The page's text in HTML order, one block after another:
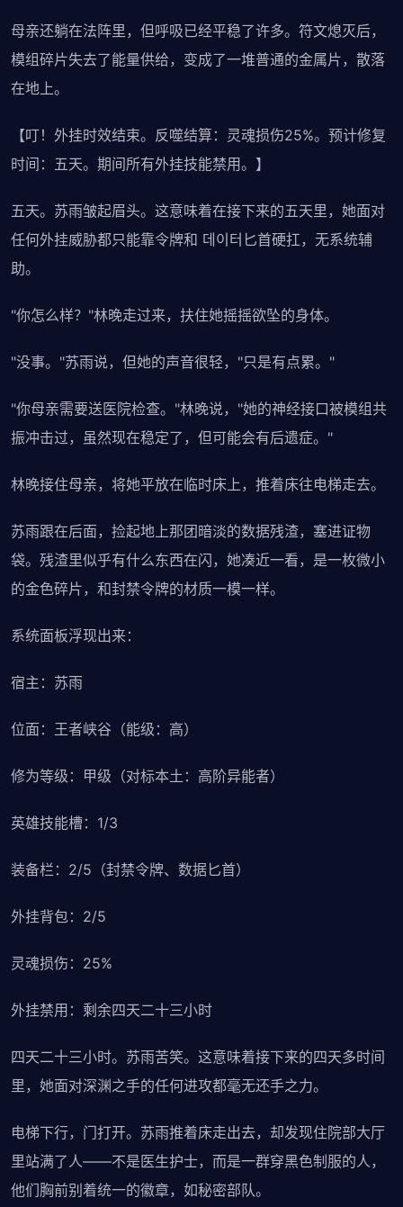
母亲还躺在法阵里，但呼吸已经平稳了许多。符文熄灭后，
模组碎片失去了能量供给，变成了一堆普通的金属片，散落
在地上。
【叮！外挂时效结束。反噬结算：灵魂损伤25%。预计修复
时间：五天。期间所有外挂技能禁用。】
五天。苏雨皱起眉头。这意味着在接下来的五天里，她面对
任何外挂威胁都只能靠令牌和 데이터匕首硬扛，无系统辅
助。
"你怎么样？"林晚走过来，扶住她摇摇欲坠的身体。
"没事。"苏雨说，但她的声音很轻，"只是有点累。"
"你母亲需要送医院检查。"林晚说，"她的神经接口被模组共
振冲击过，虽然现在稳定了，但可能会有后遗症。"
林晚接住母亲，将她平放在临时床上，推着床往电梯走去。
苏雨跟在后面，捡起地上那团暗淡的数据残渣，塞进证物
袋。残渣里似乎有什么东西在闪，她凑近一看，是一枚微小
的金色碎片，和封禁令牌的材质一模一样。
系统面板浮现出来：
宿主：苏雨
位面：王者峡谷（能级：高）
修为等级：甲级（对标本土：高阶异能者）
英雄技能槽：1/3
装备栏：2/5（封禁令牌、数据匕首）
外挂背包：2/5
灵魂损伤：25%
外挂禁用：剩余四天二十三小时
四天二十三小时。苏雨苦笑。这意味着接下来的四天多时间
里，她面对深渊之手的任何进攻都毫无还手之力。
电梯下行，门打开。苏雨推着床走出去，却发现住院部大厅
里站满了人——不是医生护士，而是一群穿黑色制服的人，
他们胸前别着统一的徽章，如秘密部队。